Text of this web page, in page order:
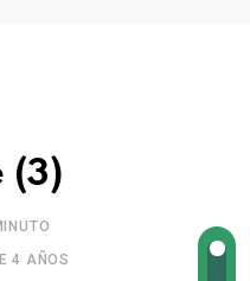
(3)
4 AÑOS